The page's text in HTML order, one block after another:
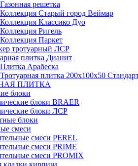
Газонная решетка
Коллекция Старый город Веймар
Коллекция Классико Дуо
Коллекция Ригель
Коллекция Паркет
тротуарный ЛСР
плитка Дианит
Плитка Арабеска
Тротуарная плитка 200х100х50
ПЛИТКА
блоки
блоки BRAER
блоки ЛСР
блоки
смеси
смеси PEREL
смеси PRIME
смеси PROMIX
кирпича